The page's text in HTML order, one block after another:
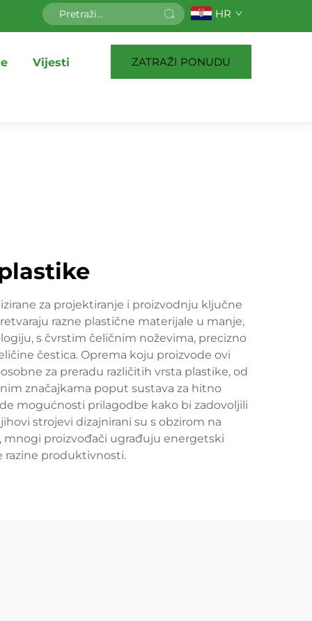
HR
Vijesti ZATRAŽI PONUDU
za projektiranje i proizvodnju ključne
razne plastične materijale u manje,
s čvrstim čeličnim noževima, precizno
čestica. Oprema koju proizvode ovi
za preradu različitih vrsta plastike, od
značajkama poput sustava za hitno
mogućnosti prilagodbe kako bi zadovoljili
strojevi dizajnirani su s obzirom na
proizvođači ugrađuju energetski
razine produktivnosti.